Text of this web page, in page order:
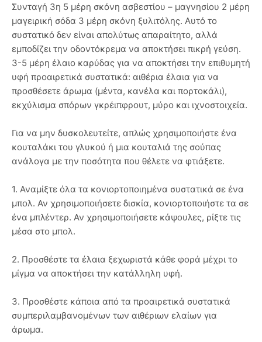
Συνταγή 3η 5 μέρη σκόνη ασβεστίου – μαγνησίου 2 μέρη
μαγειρική σόδα 3 μέρη σκόνη ξυλιτόλης. Αυτό το
συστατικό δεν είναι απολύτως απαραίτητο, αλλά
εμποδίζει την οδοντόκρεμα να αποκτήσει πικρή γεύση.
3-5 μέρη έλαιο καρύδας για να αποκτήσει την επιθυμητή
υφή προαιρετικά συστατικά: αιθέρια έλαια για να
προσθέσετε άρωμα (μέντα, κανέλα και πορτοκάλι),
εκχύλισμα σπόρων γκρέιπφρουτ, μύρο και ιχνοστοιχεία.
Για να μην δυσκολευτείτε, απλώς χρησιμοποιήστε ένα
κουταλάκι του γλυκού ή μια κουταλιά της σούπας
ανάλογα με την ποσότητα που θέλετε να φτιάξετε.
1. Αναμίξτε όλα τα κονιορτοποιημένα συστατικά σε ένα
μπολ. Αν χρησιμοποιήσετε δισκία, κονιορτοποιήστε τα σε
ένα μπλέντερ. Αν χρησιμοποιήσετε κάψουλες, ρίξτε τις
μέσα στο μπολ.
2. Προσθέστε τα έλαια ξεχωριστά κάθε φορά μέχρι το
μίγμα να αποκτήσει την κατάλληλη υφή.
3. Προσθέστε κάποια από τα προαιρετικά συστατικά
συμπεριλαμβανομένων των αιθέριων ελαίων για
άρωμα.